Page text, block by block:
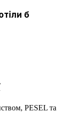
б
PESEL та